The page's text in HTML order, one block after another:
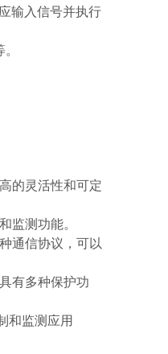
输入信号并执行
的灵活性和可定
监测功能。
通信协议，可以
有多种保护功
和监测应用